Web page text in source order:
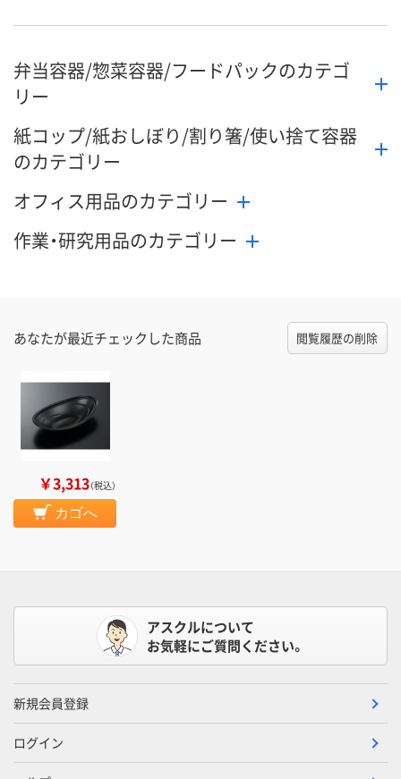
弁当容器/惣菜容器/フードパックのカテゴ
リー
紙コップ/紙おしぼり/割り箸/使い捨て容器
のカテゴリー
オフィス用品のカテゴリー
作業・研究用品のカテゴリー
あなたが最近チェックした商品 閲覧履歴の削除
￥3,313（税込）
カゴへ
アスクルについて
お気軽にご質問ください。
新規会員登録
ログイン